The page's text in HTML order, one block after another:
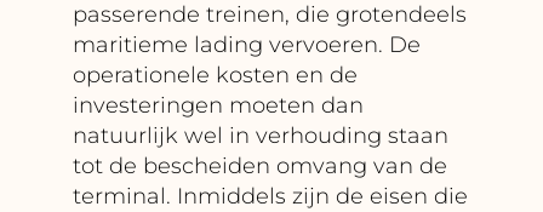
passerende treinen, die grotendeels
maritieme lading vervoeren. De
operationele kosten en de
investeringen moeten dan
natuurlijk wel in verhouding staan
tot de bescheiden omvang van de
terminal. Inmiddels zijn de eisen die